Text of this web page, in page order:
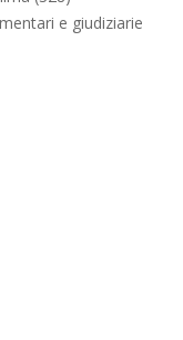
e giudiziarie